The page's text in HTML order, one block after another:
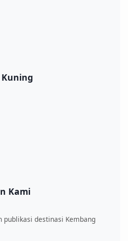
Kami
publikasi destinasi Kembang